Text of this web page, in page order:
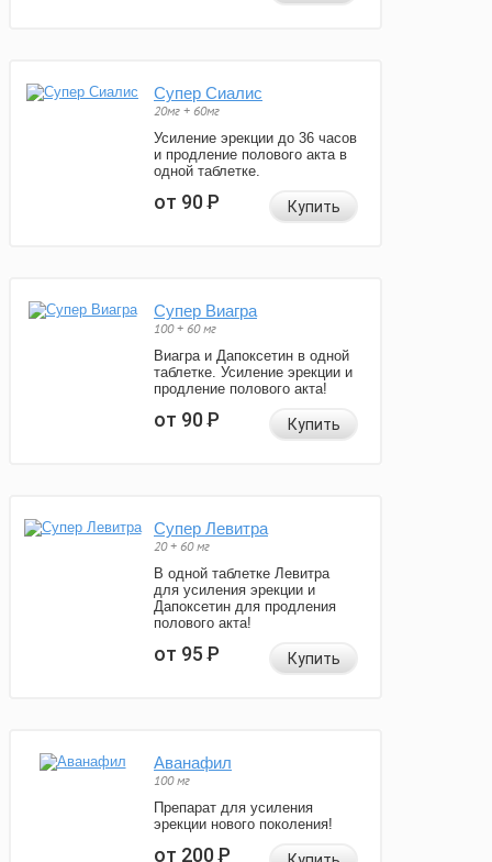
Супер Сиалис
20мг + 60мг
Усиление эрекции до 36 часов
и продление полового акта в
одной таблетке.
от 90Р Купить
Супер Виагра
100 + 60 мг
Виагра и Дапоксетин в одной
таблетке. Усиление эрекции и
продление полового акта!
от 90Р Купить
Супер Левитра
20 + 60 мг
В одной таблетке Левитра
для усиления эрекции и
Дапоксетин для продления
полового акта!
от 95Р Купить
Аванафил
100 мг
Препарат для усиления
эрекции нового поколения!
от 200Р